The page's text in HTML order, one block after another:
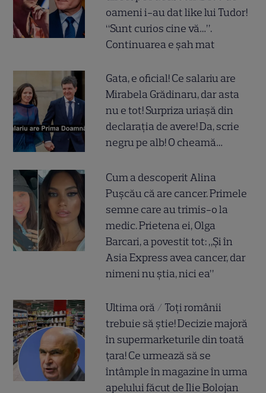
oameni i-au dat like lui Tudor!
“Sunt curios cine vă…”.
Continuarea e șah mat
Gata, e oficial! Ce salariu are
Mirabela Grădinaru, dar asta
nu e tot! Surpriza uriașă din
declarația de avere! Da, scrie
negru pe alb! O cheamă…
Cum a descoperit Alina
Pușcău că are cancer. Primele
semne care au trimis-o la
medic. Prietena ei, Olga
Barcari, a povestit tot: „Și în
Asia Express avea cancer, dar
nimeni nu știa, nici ea”
Ultima oră / Toți românii
trebuie să știe! Decizie majoră
în supermarketurile din toată
țara! Ce urmează să se
întâmple în magazine în urma
apelului făcut de Ilie Bolojan